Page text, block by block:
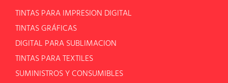
TINTAS PARA IMPRESION DIGITAL
TINTAS GRÁFICAS
DIGITAL PARA SUBLIMACION
TINTAS PARA TEXTILES
SUMINISTROS Y CONSUMIBLES